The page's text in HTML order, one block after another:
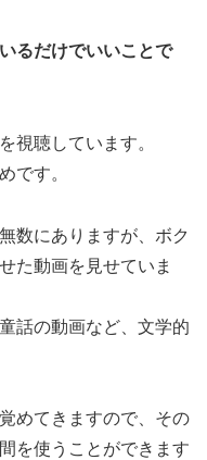
るだけでいいことで
視聴しています。
です。
数にありますが、ボク
た動画を見せていま
話の動画など、文学的
めてきますので、その
を使うことができます